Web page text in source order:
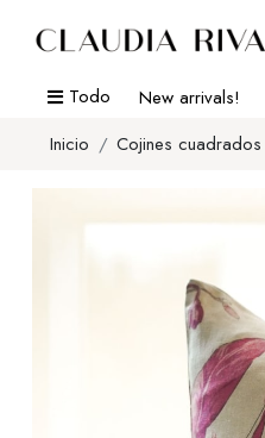
Todo New arrivals!
Inicio
Cojines cuadrados